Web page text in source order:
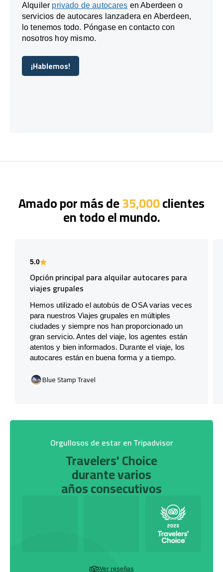
Alquiler privado de autocares en Aberdeen o
servicios de autocares lanzadera en Aberdeen,
lo tenemos todo. Póngase en contacto con
nosotros hoy mismo.
¡Hablemos!
¡Hablemos!
Amado por más de35,000clientes
en todo el mundo.
5.0
Opción principal para alquilar autocares para
viajes grupales
Hemos utilizado el autobús de OSA varias veces
para nuestros Viajes grupales en múltiples
ciudades y siempre nos han proporcionado un
gran servicio. Antes del viaje, los agentes están
atentos y bien informados. Durante el viaje, los
autocares están en buena forma y a tiempo.
Blue Stamp Travel
Orgullosos de estar en Tripadvisor
Travelers' Choice
durante varios
años consecutivos
Ver reseñas